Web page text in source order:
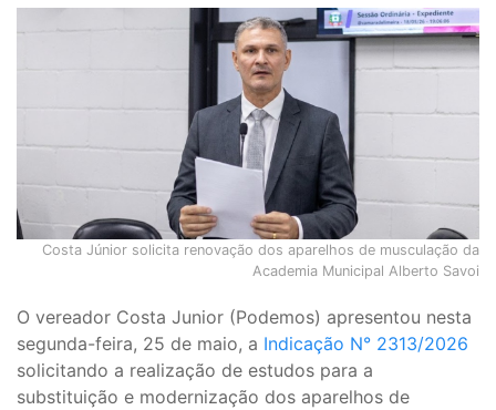
Costa Júnior solicita renovação dos aparelhos de musculação da
Academia Municipal Alberto Savoi
O vereador Costa Junior (Podemos) apresentou nesta
segunda-feira, 25 de maio, a Indicação N° 2313/2026
solicitando a realização de estudos para a
substituição e modernização dos aparelhos de